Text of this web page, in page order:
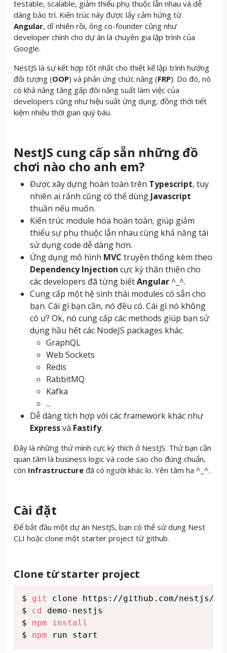
testable, scalable, giảm thiểu phụ thuộc lẫn nhau và dễ
dàng bảo trì. Kiến trúc này được lấy cảm hứng từ
Angular, dĩ nhiên rồi, ông co-founder cũng như
developer chính cho dự án là chuyên gia lập trình của
Google.
NestJS là sự kết hợp tốt nhất cho thiết kế lập trình hướng
đối tượng (OOP) và phản ứng chức năng (FRP). Do đó, nó
có khả năng tăng gấp đôi năng suất làm việc của
developers cũng như hiệu suất ứng dụng, đồng thời tiết
kiệm nhiều thời gian quý báu.
NestJS cung cấp sẵn những đồ
chơi nào cho anh em?
Được xây dựng hoàn toàn trên Typescript, tuy
nhiên ai rảnh cũng có thể dùng Javascript
thuần nếu muốn.
Kiến trúc module hóa hoàn toàn, giúp giảm
thiểu sự phụ thuộc lẫn nhau cùng khả năng tái
sử dụng code dễ dàng hơn.
Ứng dụng mô hình MVC truyền thống kèm theo
Dependency Injection cực kỳ thân thiện cho
các developers đã từng biếtAngular^_^.
Cung cấp một hệ sinh thái modules có sẵn cho
bạn. Cái gì bạn cần, nó đều có. Cái gì nó không
có ư? Ok, nó cung cấp các methods giúp bạn sử
dụng hầu hết các NodeJS packages khác.
GraphQL
Web Sockets
Redis
RabbitMQ
Kafka
...
Dễ dàng tích hợp với các framework khác như
Expressvà Fastify.
Đây là những thứ mình cực kỳ thích ở NestJS. Thứ bạn cần
quan tâm là business logic và code sao cho đúng chuẩn,
còn Infrastructure đã có người khác lo. Yên tâm ha ^_^.
Cài đặt
Để bắt đầu một dự án NestJS, bạn có thể sử dụng Nest
CLI hoặc clone một starter project từ github.
Clone từ starter project
$ git
clone https://github.com/nestjs/
$ cd demo-nestjs
$ npm
install
$ npm run start